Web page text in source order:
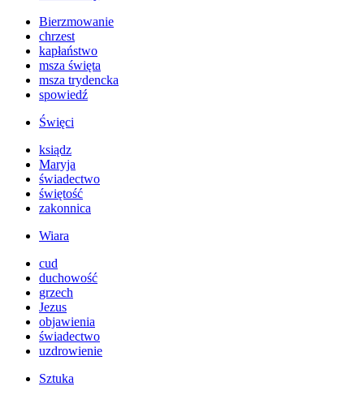
Bierzmowanie
chrzest
kapłaństwo
msza święta
msza trydencka
spowiedź
Święci
ksiądz
Maryja
świadectwo
świętość
zakonnica
Wiara
cud
duchowość
grzech
Jezus
objawienia
świadectwo
uzdrowienie
Sztuka